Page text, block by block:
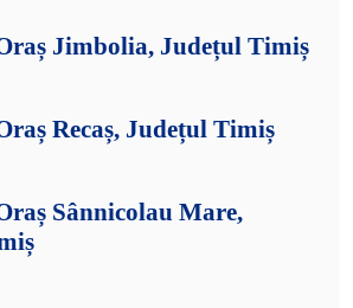
Jimbolia, Județul Timiș
Recaș, Județul Timiș
Sânnicolau Mare,